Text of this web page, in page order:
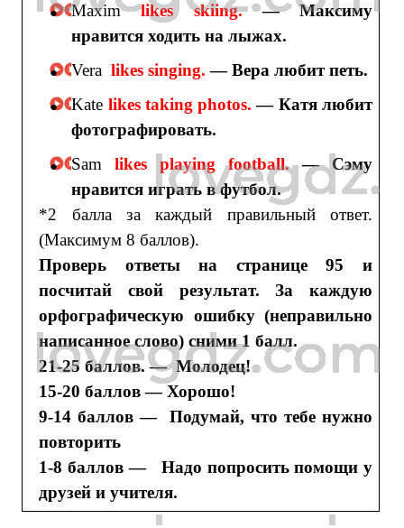
Maximlikes skiing.— Максиму
нравится ходить на лыжах.
Veralikes singing. — Вера любит петь.
Kate likes taking photos. — Катя любит
фотографировать.
Samlikes playing football.— Сэму
нравится играть в футбол.
*2 балла за каждый правильный ответ.
(Максимум 8 баллов).
Проверь ответы на странице 95 и
посчитай свой результат. За каждую
орфографическую ошибку (неправильно
написанное слово) сними 1 балл.
21-25 баллов. — Молодец!
15-20 баллов — Хорошо!
9-14 баллов — Подумай, что тебе нужно
повторить
1-8 баллов — Надо попросить помощи у
друзей и учителя.